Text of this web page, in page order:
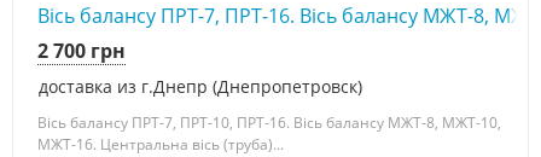
Вісь балансу ПРТ-7, ПРТ-16. Вісь балансу МЖТ-8,
доставка из г.Днепр (Днепропетровск)
2 700 грн
Вісь балансу ПРТ-7, ПРТ-10, ПРТ-16. Вісь балансу МЖТ-8, МЖТ-10,
МЖТ-16. Центральна вісь (труба)...